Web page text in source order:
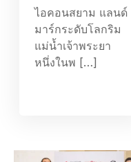
ไอคอนสยาม แลนด์
มาร์กระดับโลกริม
แม่น้ำเจ้าพระยา
หนึ่งในพ […]